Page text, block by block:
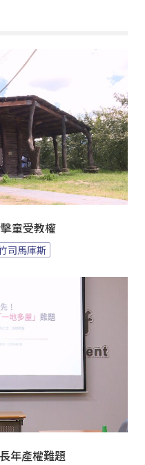
童受教權
司馬庫斯
年產權難題